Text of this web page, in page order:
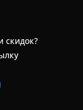
скидок?